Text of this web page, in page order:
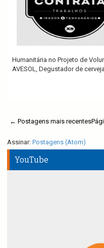
Humanitária no Projeto de
AVESOL, Degustador de
← Postagens mais recentes
Assinar: Postagens (Atom)
YouTube